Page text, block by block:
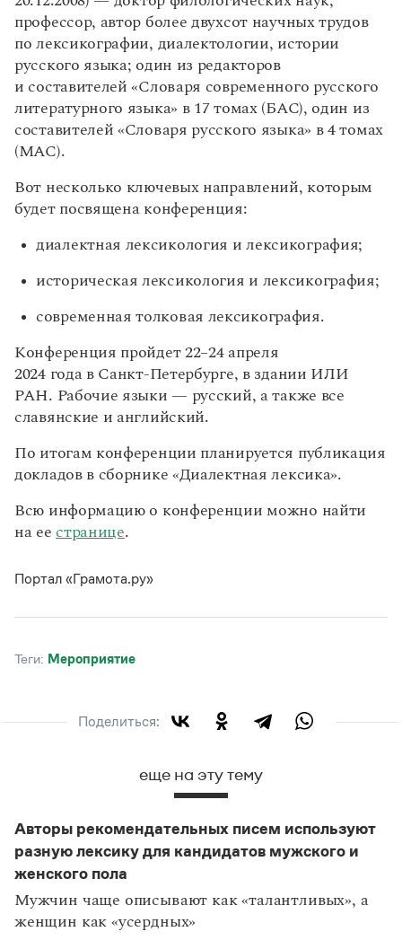
Словари русского языка как государственного
Справочники
Правила русской орфографии и пунктуации
Русский язык. Краткий теоретический курс
для школьников
Справочник по пунктуации
Словарь-справочник трудностей
Азбучные истины
Все справочники портала
Журнал
Новости и события
Статьи
Интервью
Лекции и подкасты
Рекомендуем
Учебники и справочники
Управление в русском языке
Словарь русских имён
Словарь методических терминов
Правила русской орфографии и пунктуации
(1956)
профессор, автор более двухсот научных трудов
по лексикографии, диалектологии, истории
русского языка; один из редакторов
и составителей «Словаря современного русского
литературного языка» в 17 томах (БАС), один из
составителей «Словаря русского языка» в 4 томах
(МАС).
Вот несколько ключевых направлений, которым
будет посвящена конференция:
диалектная лексикология и лексикография;
историческая лексикология и лексикография;
современная толковая лексикография.
Конференция пройдет 22–24 апреля
2024 года в Санкт-Петербурге, в здании ИЛИ
РАН. Рабочие языки — русский, а также все
славянские и английский.
По итогам конференции планируется публикация
докладов в сборнике «Диалектная лексика».
Всю информацию о конференции можно найти
на ее странице.
Портал «Грамота.ру»
Теги: мероприятие
Поделиться:
еще на эту тему
Авторы рекомендательных писем используют
разную лексику для кандидатов мужского и
женского пола
Мужчин чаще описывают как «талантливых», а
женщин как «усердных»